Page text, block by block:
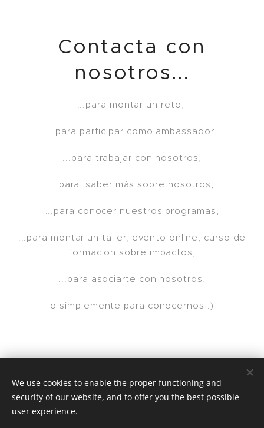
Contacta con
nosotros...
...para montar un reto,
...para participar como ambassador,
...para trabajar con nosotros,
...para saber más sobre nosotros,
...para conocer nuestros programas,
...para montar un taller, evento online, curso de
formacion sobre impactos,
...para asociarte con nosotros,
o simplemente para conocernos :)
© 2025 | Clic Recycle All Rights Reserved.
Terms & Conditions
We use cookies to enable the proper functioning and
security of our website, and to offer you the best possible
user experience.